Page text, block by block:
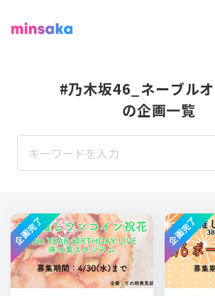
#乃木坂46_ネーブル
の企画一覧
企画完了 企画完了